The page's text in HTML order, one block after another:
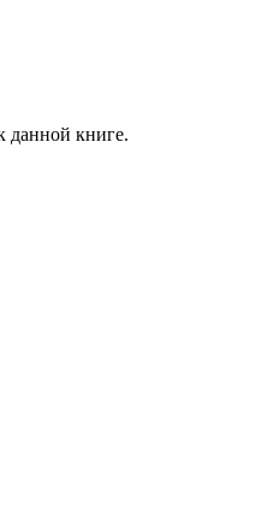
данной книге.